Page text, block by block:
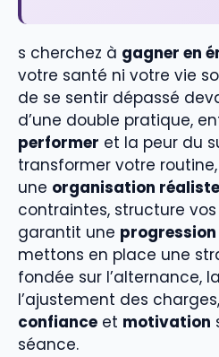
s cherchez à gagner en
votre santé ni votre vie
de se sentir dépassé
d’une double pratique,
performer et la peur du
transformer votre
une organisation réaliste
contraintes, structure
garantit une
mettons en place une
fondée sur l’alternance,
l’ajustement des
confiance et motivation
séance.